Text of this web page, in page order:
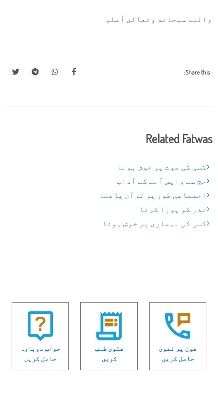
والله سبحانه وتعالى أعلم.
Share this:
Related Fatwas
کسی کی موت پر خوش ہونا
حج سے واپس آنے کے آداب
اجتماعی طور پر قرآن پڑھنا
نذر کو پورا کرنا
کسی کی بیماری پر خوش ہونا
فون پر فتویٰ
حاصل کریں
فتوی طلب
کریں
جواب دوبارہ
حاصل کریں